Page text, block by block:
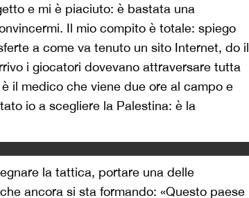
e mi è piaciuto: è bastata una
Il mio compito è totale: spiego
a come va tenuto un sito Internet, do il
i giocatori dovevano attraversare tutta
il medico che viene due ore al campo e
io a scegliere la Palestina: è la
la tattica, portare una delle
ancora si sta formando: «Questo paese